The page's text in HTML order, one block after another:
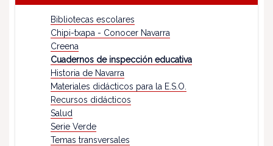
Bibliotecas escolares
Chipi-txapa - Conocer Navarra
Creena
Cuadernos de inspección educativa
Historia de Navarra
Materiales didácticos para la E.S.O.
Recursos didácticos
Salud
Serie Verde
Temas transversales